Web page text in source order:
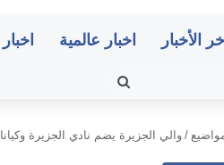
الأخبار اخبار عالمية
/ والي الجزيرة يضم نادي الجزيرة